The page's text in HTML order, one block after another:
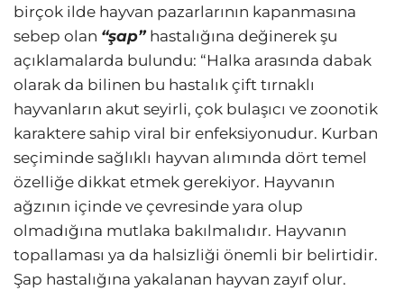
birçok ilde hayvan pazarlarının kapanmasına
sebep olan “şap” hastalığına değinerek şu
açıklamalarda bulundu: “Halka arasında dabak
olarak da bilinen bu hastalık çift tırnaklı
hayvanların akut seyirli, çok bulaşıcı ve zoonotik
karaktere sahip viral bir enfeksiyonudur. Kurban
seçiminde sağlıklı hayvan alımında dört temel
özelliğe dikkat etmek gerekiyor. Hayvanın
ağzının içinde ve çevresinde yara olup
olmadığına mutlaka bakılmalıdır. Hayvanın
topallaması ya da halsizliği önemli bir belirtidir.
Şap hastalığına yakalanan hayvan zayıf olur.